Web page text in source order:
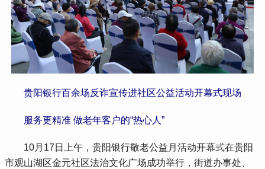
贵阳银行百余场反诈宣传进社区公益活动开幕式现场
服务更精准 做老年客户的“热心人”
10月17日上午，贵阳银行敬老公益月活动开幕式在贵阳
市观山湖区金元社区法治文化广场成功举行，街道办事处、